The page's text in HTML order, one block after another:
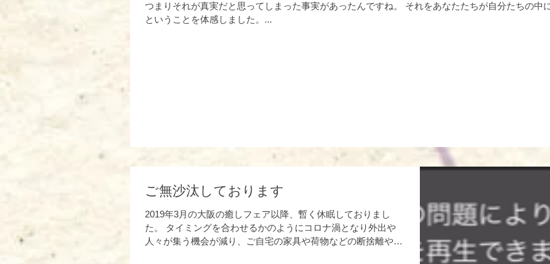
つまりそれが真実だと思ってしまった事実があったんですね。 それをあなたたちが自分たちの
ということを体感しました。...
ご無沙汰しております
2019年3月の大阪の癒しフェア以降、暫く休眠しておりまし
た。 タイミングを合わせるかのようにコロナ渦となり外出や
人々が集う機会が減り、ご自宅の家具や荷物などの断捨離や自